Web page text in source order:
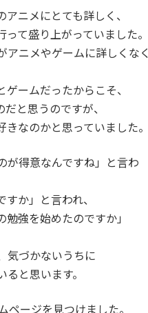
ニメにとても詳しく、
て盛り上がっていました。
アニメやゲームに詳しくなく
ームだったからこそ、
と思うのですが、
なのかと思っていました。
が得意なんですね」と言わ
か」と言われ、
強を始めたのですか」
気づかないうちに
と思います。
ージを見つけました。